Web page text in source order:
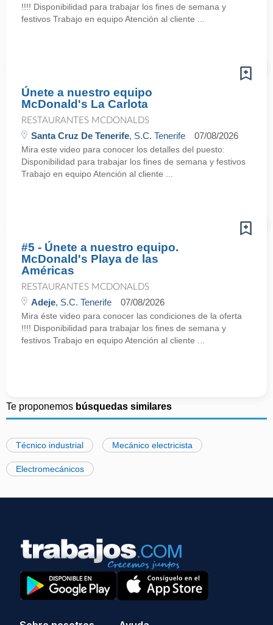
!!!! Disponibilidad para trabajar los fines de semana y
festivos Trabajo en equipo Atención al cliente ...
Únete a nuestro equipo
McDonald's La Carlota
RESTAURANTES MCDONALDS
Santa Cruz De Tenerife, S.C. Tenerife 07/08/2026
Mira este video para conocer los detalles del puesto:
Disponibilidad para trabajar los fines de semana y festivos
Trabajo en equipo Atención al cliente ...
#5 - Únete a nuestro equipo.
McDonald's Playa de las
Américas
RESTAURANTES MCDONALDS
Adeje, S.C. Tenerife 07/08/2026
Mira éste video para conocer las condiciones de la oferta
!!!! Disponibilidad para trabajar los fines de semana y
festivos Trabajo en equipo Atención al cliente ...
Te proponemos búsquedas similares
Técnico industrial Mecánico electricista
Electromecánicos